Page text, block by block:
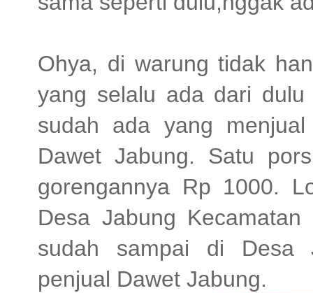
Ohya, di warung tidak
yang selalu ada dari dulu
sudah ada yang
Dawet Jabung. Satu
gorengannya Rp 1000.
Desa Jabung
sudah sampai di Desa
penjual Dawet Jabung.